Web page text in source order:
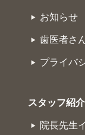
お知らせ
歯医者さ
プライバ
スタッフ紹介
院長先生